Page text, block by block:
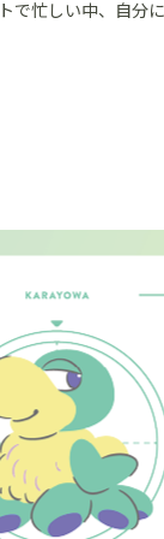
忙しい中、自分